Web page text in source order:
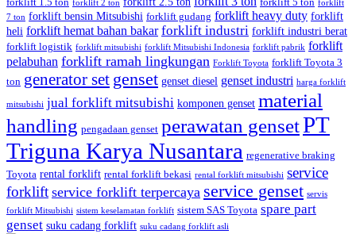
forklift 1.5 ton forklift 2 ton forklift 5 ton forklift
7 ton forklift bensin Mitsubishi forklift gudang forklift heavy duty forklift
heli forklift hemat bahan bakar forklift industri forklift industri berat
forklift logistik forklift mitsubishi forklift Mitsubishi Indonesia forklift pabrik forklift
pelabuhan forklift ramah lingkungan Forklift Toyota forklift Toyota 3
ton generator set genset genset diesel genset industri harga forklift
mitsubishi jual forklift mitsubishi komponen genset material
handling pengadaan genset perawatan gensetPT
Triguna Karya Nusantara regenerative braking
Toyota rental forklift rental forklift bekasi rental forklift mitsubishi service
forklift service forklift terpercaya service genset servis
forklift Mitsubishi sistem keselamatan forklift sistem SAS Toyota spare part
genset suku cadang forklift suku cadang forklift asli